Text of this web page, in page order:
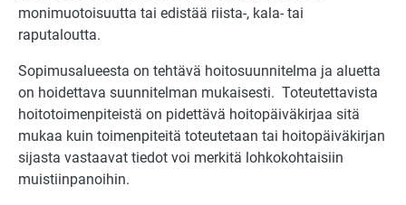
monimuotoisuutta tai edistää riista-, kala- tai
raputaloutta.
Sopimusalueesta on tehtävä hoitosuunnitelma ja aluetta
on hoidettava suunnitelman mukaisesti. Toteutettavista
hoitotoimenpiteistä on pidettävä hoitopäiväkirjaa sitä
mukaa kuin toimenpiteitä toteutetaan tai hoitopäiväkirjan
sijasta vastaavat tiedot voi merkitä lohkokohtaisiin
muistiinpanoihin.